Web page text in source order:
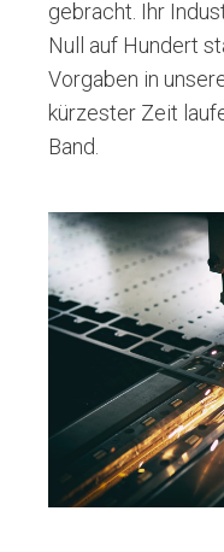
gebracht. Ihr
Null auf Hundert
Vorgaben in
kürzester Zeit
Band.